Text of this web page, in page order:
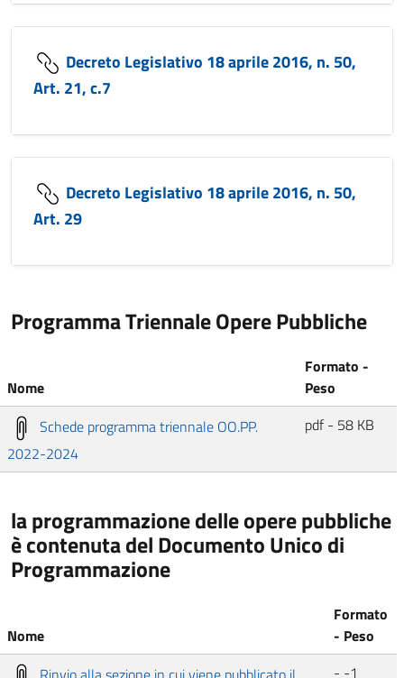
Decreto Legislativo 18 aprile 2016, n. 50,
Art. 21, c.7
Decreto Legislativo 18 aprile 2016, n. 50,
Art. 29
Programma Triennale Opere Pubbliche
Nome
Formato -
Peso
Schede programma triennale OO.PP.
2022-2024
pdf - 58 KB
la programmazione delle opere pubbliche
è contenuta del Documento Unico di
Programmazione
Nome
Formato
- Peso
- -1